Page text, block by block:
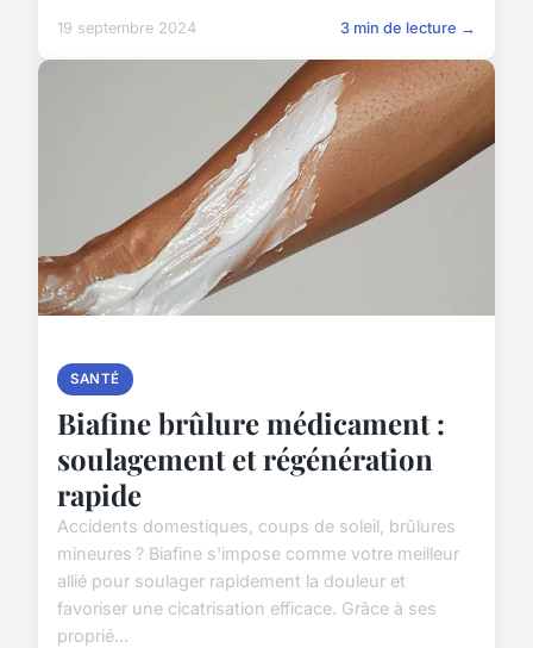
19 septembre 2024 3 min de lecture →
SANTÉ
Biafine brûlure médicament :
soulagement et régénération
rapide
Accidents domestiques, coups de soleil, brûlures
mineures ? Biafine s'impose comme votre meilleur
allié pour soulager rapidement la douleur et
favoriser une cicatrisation efficace. Grâce à ses
proprié...